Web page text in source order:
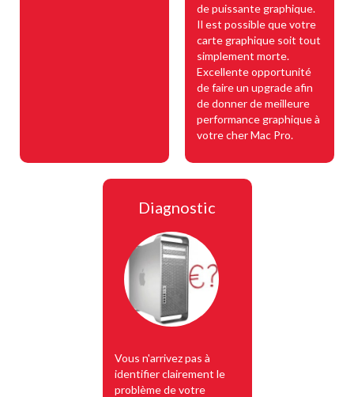
de puissante graphique.
Il est possible que votre
carte graphique soit tout
simplement morte.
Excellente opportunité
de faire un upgrade afin
de donner de meilleure
performance graphique à
votre cher Mac Pro.
Diagnostic
Vous n'arrivez pas à
identifier clairement le
problème de votre